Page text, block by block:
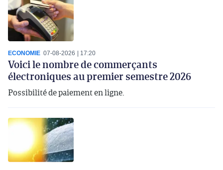
ECONOMIE 07-08-2026 17:20
Voici le nombre de commerçants
électroniques au premier semestre 2026
Possibilité de paiement en ligne.